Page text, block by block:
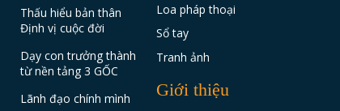
Giới thiệu
Tranh ảnh
Loa pháp thoại
Sổ tay
Lãnh đạo chính mình
Thấu hiểu bản thân
Định vị cuộc đời
Dạy con trưởng thành
từ nền tảng 3 GỐC